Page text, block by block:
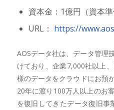
資本金：1億円（資本
URL： https://
AOSデータ社は、データ管理
けており、企業7,000社以上
様のデータをクラウドにお預
20年に渡り100万人以上のお
を復旧してきたデータ復旧